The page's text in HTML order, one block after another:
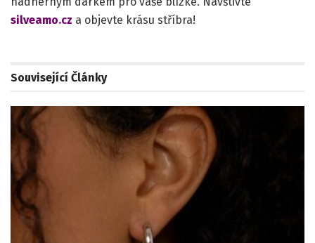
silveamo.cz a objevte krásu stříbra!
Související Články